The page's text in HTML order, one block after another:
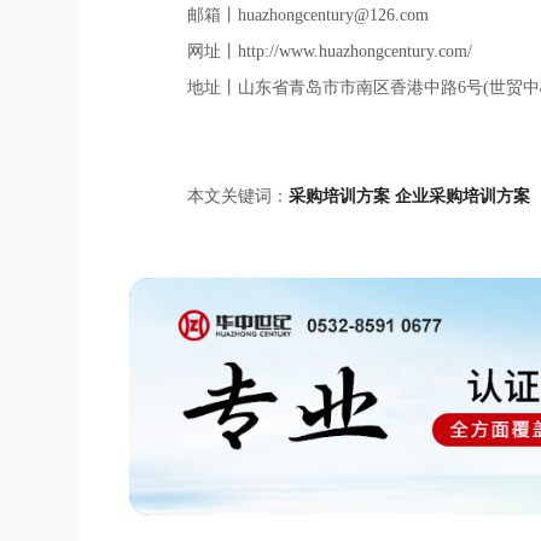
邮箱丨huazhongcentury@126.com
网址丨http://www.huazhongcentury.com/
地址丨山东省青岛市市南区香港中路6号(世贸
本文关键词：采购培训方案 企业采购培训方案